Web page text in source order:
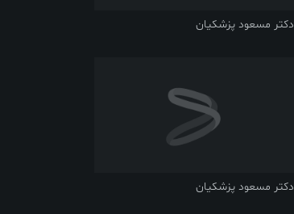
دکتر مسعود پزشکیان
دکتر مسعود پزشکیان